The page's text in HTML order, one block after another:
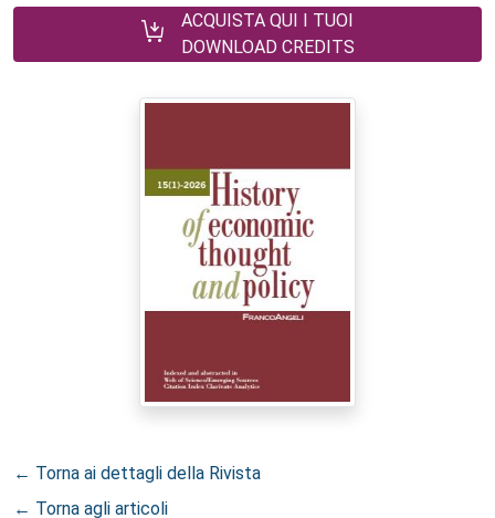
ACQUISTA QUI I TUOI
DOWNLOAD CREDITS
← Torna ai dettagli della Rivista
← Torna agli articoli